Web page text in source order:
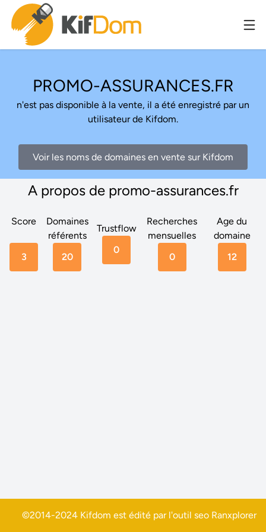
PROMO-ASSURANCES.FR
n'est pas disponible à la vente, il a été enregistré par un
utilisateur de Kifdom.
Voir les noms de domaines en vente sur Kifdom
A propos de promo-assurances.fr
Score
3
Domaines
référents
20
Trustflow
0
Recherches
mensuelles
0
Age du
domaine
12
©2014-2024 Kifdom est édité par l'outil seo Ranxplorer